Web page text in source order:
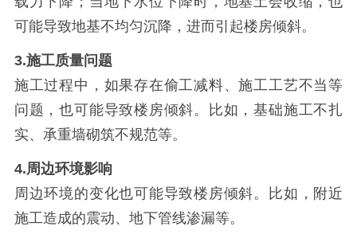
可能导致地基不均匀沉降，进而引起楼房倾斜。
3.施工质量问题
施工过程中，如果存在偷工减料、施工工艺不当等
问题，也可能导致楼房倾斜。比如，基础施工不扎
实、承重墙砌筑不规范等。
4.周边环境影响
周边环境的变化也可能导致楼房倾斜。比如，附近
施工造成的震动、地下管线渗漏等。